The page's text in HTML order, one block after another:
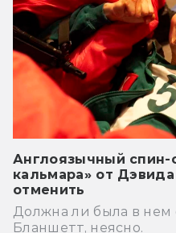
Англоязычный
кальмара» от
отменить
Должна ли была в нем
Бланшетт, неясно.